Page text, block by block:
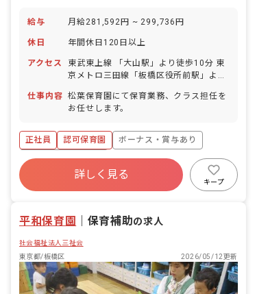
給与 月給281,592円 ~ 299,736円
休日 年間休日120日以上
アクセス
東武東上線 「大山駅」より徒歩10分 東
京メトロ三田線「板橋区役所前駅」より
仕事内容 松葉保育園にて保育業務、クラス担任を
お任せします。
正社員 認可保育園
ボーナス・賞与あり
年間休日120日以上
寮・住宅・家賃補助あり
社会保険完備
残業少なめ
詳しく見る
キープ
平和保育園 保育補助の求人
社会福祉法人三祉会
東京都/板橋区
2026/05/12更新